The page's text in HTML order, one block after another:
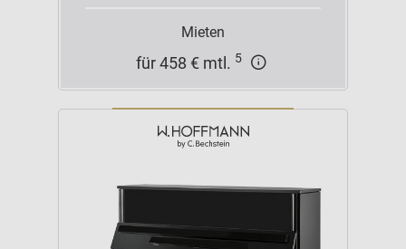
Mieten
für 458 € mtl. 5